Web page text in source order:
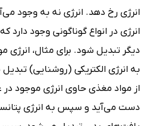
انرژی رخ دهد. انرژی نه به‌ وجود
انرژی در انواع گوناگونی وجود
دیگر تبدیل شود. برای مثال، انرژی
به انرژی الکتریکی (روشنایی)
از مواد مغذی حاوی انرژی موجود در
دست می‌آید و سپس به انرژی